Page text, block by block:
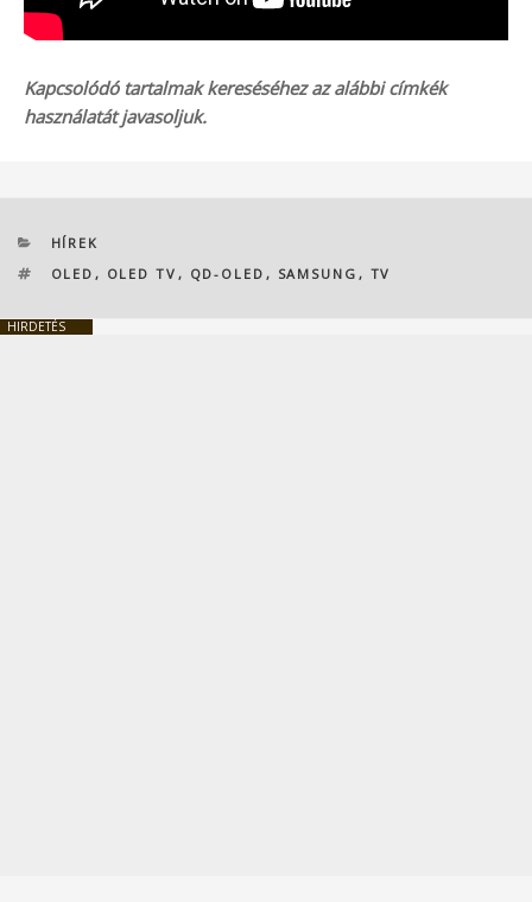
Kapcsolódó tartalmak kereséséhez az alábbi címkék
használatát javasoljuk.
KATEGÓRIÁK
HÍREK
CÍMKÉK
OLED , OLED TV , QD-OLED , SAMSUNG , TV
HIRDETÉS